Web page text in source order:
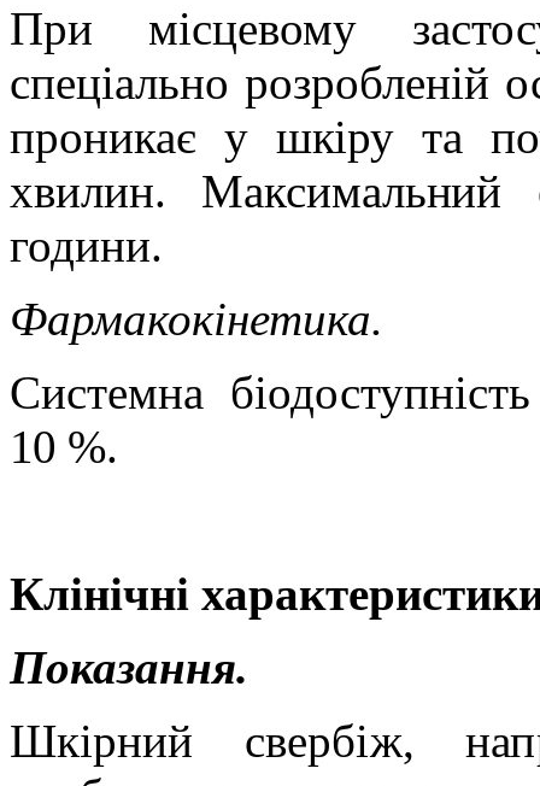
При місцевому
спеціально розробленій
проникає у шкіру та
хвилин. Максимальний
години.
Фармакокінетика.
Системна
10 %.
Клінічні
Показання.
Шкірний свербіж,